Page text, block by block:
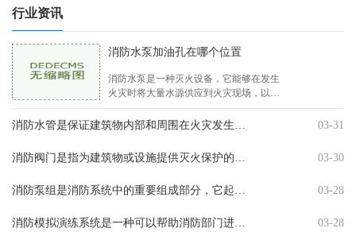
行业资讯
消防水泵加油孔在哪个位置
消防水泵是一种灭火设备，它能够在发生
火灾时将大量水源供应到火灾现场，以管
用消防水泵时，我们需要定期为其加油，
消防水管是保证建筑物内部和周围在火灾发生时能够提供足够的水压和水量的装置。在实施消防安全管理中，消防水管的安装是重中之重，它对于火灾的扑灭亦或是事故的发生有着极其 03-31
消防阀门是指为建筑物或设施提供灭火保护的关键组成部分。它能切断一栋建筑的水源，防止火势蔓延。消防阀门的种类繁多，每种类型的阀门都标有不同的型号和名称。我们将详细介 03-30
消防泵组是消防系统中的重要组成部分，它起着灭火救援的关键作用。常规的消防泵组需要经过定期的检查和维护，以确保其正常运转和可靠性。本文将重点介绍消防泵组功能检查的方 03-28
消防模拟演练系统是一种可以帮助消防部门进行火灾模拟演练的技术系统。该系统可以模拟各种不同的火灾场景，包括室内火灾、工业火灾、电器火灾等等。消防模拟演练系统可以模拟 03-28